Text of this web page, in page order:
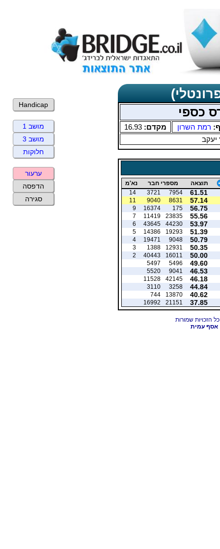
כספי
רמת השרון מקדם: 16.93
יעקב
תוצאה מספרי חבר נא'מ
61.51
7954
3721
14
57.14
8631
9040
11
56.75
175
16374
9
55.56
23835
11419
7
53.97
44230
43645
6
51.39
19293
14386
5
50.79
9048
19471
4
50.35
12931
1388
3
50.00
16011
40443
2
49.60
5496
5497
46.53
9041
5520
46.18
42145
11528
44.84
3258
3110
40.62
13870
744
37.85
21151
16992
אסף עמית
Handicap
מושב 1
מושב 3
חלוקות
ערעור
הדפסה
סגירה